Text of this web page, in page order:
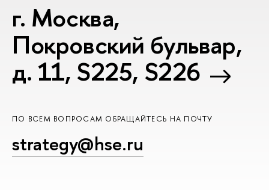
г. Москва,
Покровский бульвар,
д. 11, S225, S226
ПО ВСЕМ ВОПРОСАМ ОБРАЩАЙТЕСЬ НА ПОЧТУ
strategy@hse.ru